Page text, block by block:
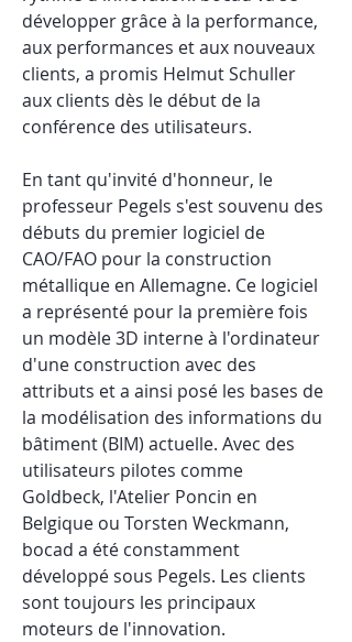
développer grâce à la performance,
aux performances et aux nouveaux
clients, a promis Helmut Schuller
aux clients dès le début de la
conférence des utilisateurs.
En tant qu'invité d'honneur, le
professeur Pegels s'est souvenu des
débuts du premier logiciel de
CAO/FAO pour la construction
métallique en Allemagne. Ce logiciel
a représenté pour la première fois
un modèle 3D interne à l'ordinateur
d'une construction avec des
attributs et a ainsi posé les bases de
la modélisation des informations du
bâtiment (BIM) actuelle. Avec des
utilisateurs pilotes comme
Goldbeck, l'Atelier Poncin en
Belgique ou Torsten Weckmann,
bocad a été constamment
développé sous Pegels. Les clients
sont toujours les principaux
moteurs de l'innovation.